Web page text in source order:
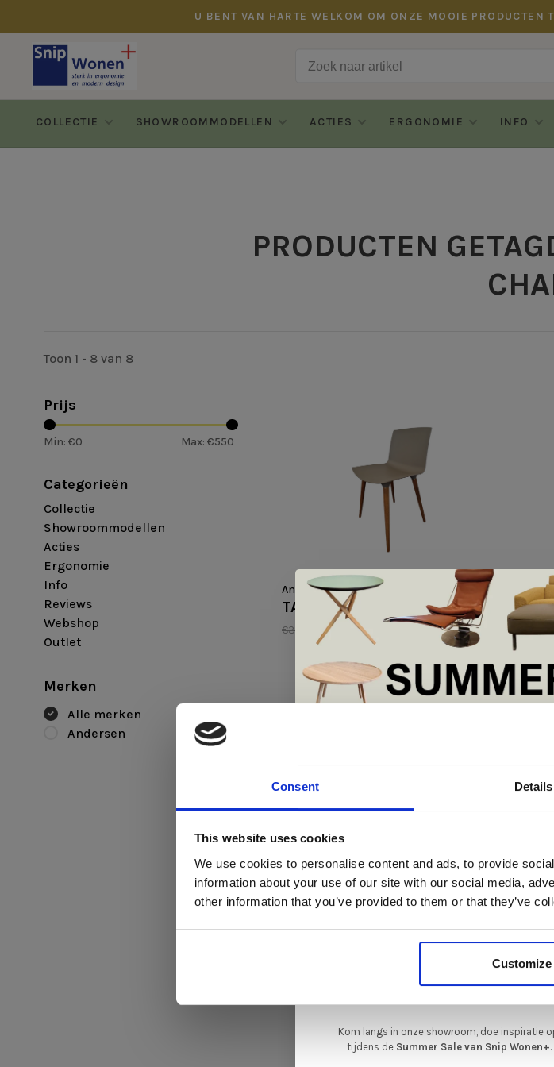
Consent Details
This website uses cookies
We use cookies to personalise content and ads, to provide
information about your use of our site with our social media,
other information that you’ve provided to them or that they’ve
Customize
U BENT VAN HARTE WELKOM OM ONZE MOOIE PRODUCTEN
COLLECTIE SHOWROOMMODELLEN ACTIES ERGONOMIE INFO
PRODUCTEN
Toon 1 - 8 van 8
Prijs
Min: €0 Max: €550
Categorieën
Collectie
Showroommodellen
Acties
Ergonomie
Info
Reviews
Webshop
Outlet
Merken
Alle merken
Andersen
Andersen
TAC grijs showroommodel
€315,00 €229,00
Andersen
TAC geel showroommodel
€520,00 €380,00
De Summer Sale bij
In onze showroom vind je een
gerenommeerde Nederlandse en Europese
van
Sculptures
gelegenheid om jouw favoriete
met de kwaliteit, het comfort en de
Kom langs in onze showroom, doe inspiratie
tijdens de Summer Sale van Snip Wonen+